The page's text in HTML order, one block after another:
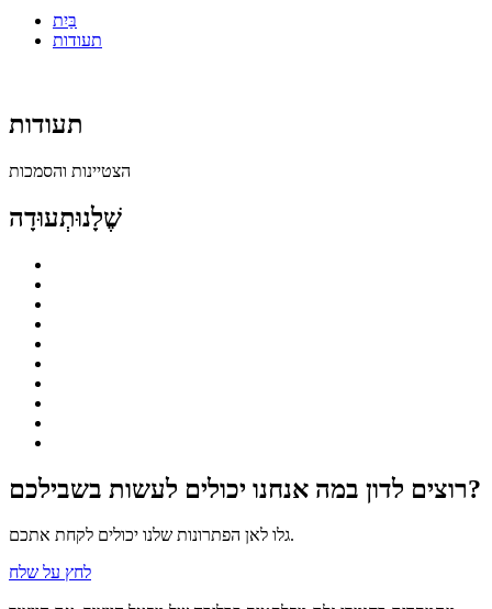
בַּיִת
תעודות
תעודות
הצטיינות והסמכות
שֶׁלָנוּתְעוּדָה
רוצים לדון במה אנחנו יכולים לעשות בשבילכם?
גלו לאן הפתרונות שלנו יכולים לקחת אתכם.
לחץ על שלח